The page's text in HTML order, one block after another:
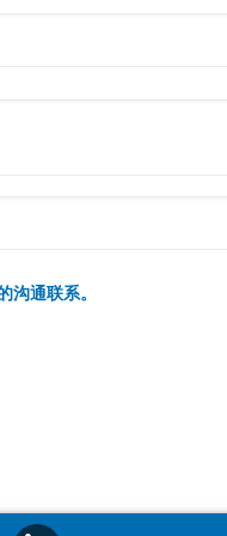
沟通联系。